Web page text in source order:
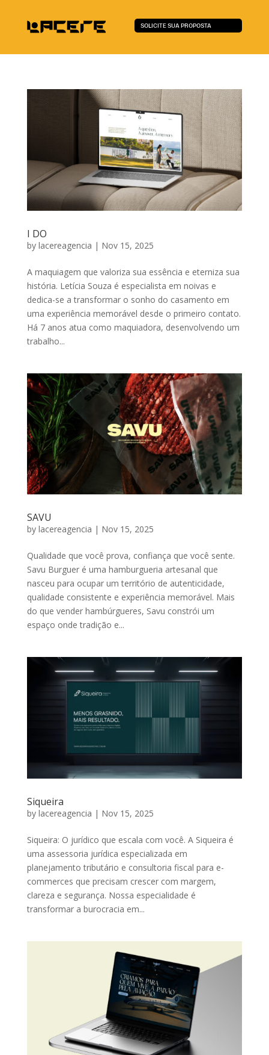
SOLICITE SUA PROPOSTA
I DO
by lacereagencia | Nov 15, 2025
A maquiagem que valoriza sua essência e eterniza sua
história. Letícia Souza é especialista em noivas e
dedica-se a transformar o sonho do casamento em
uma experiência memorável desde o primeiro contato.
Há 7 anos atua como maquiadora, desenvolvendo um
trabalho...
SAVU
by lacereagencia | Nov 15, 2025
Qualidade que você prova, confiança que você sente.
Savu Burguer é uma hamburgueria artesanal que
nasceu para ocupar um território de autenticidade,
qualidade consistente e experiência memorável. Mais
do que vender hambúrgueres, Savu constrói um
espaço onde tradição e...
Siqueira
by lacereagencia | Nov 15, 2025
Siqueira: O jurídico que escala com você. A Siqueira é
uma assessoria jurídica especializada em
planejamento tributário e consultoria fiscal para e-
commerces que precisam crescer com margem,
clareza e segurança. Nossa especialidade é
transformar a burocracia em...